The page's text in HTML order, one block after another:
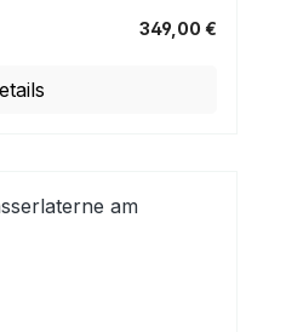
349,00 €